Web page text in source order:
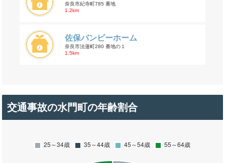
奈良市紀寺町785 番地
1.2km
佐保バンビーホーム
奈良市法蓮町280 番地の１
1.5km
交通事故の水門町の年齢割合